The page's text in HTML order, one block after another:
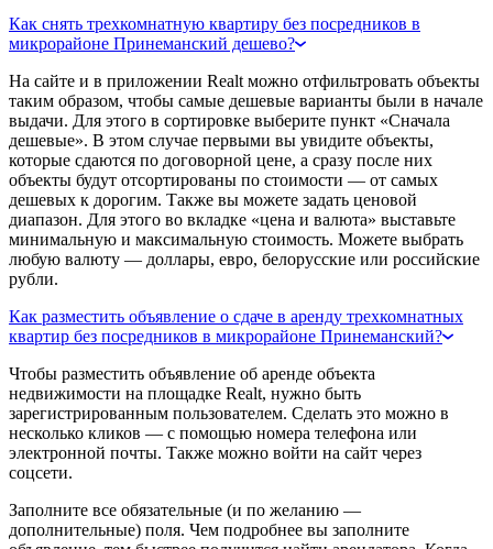
Как снять трехкомнатную квартиру без посредников в
микрорайоне Принеманский дешево?
На сайте и в приложении Realt можно отфильтровать объекты
таким образом, чтобы самые дешевые варианты были в начале
выдачи. Для этого в сортировке выберите пункт «Сначала
дешевые». В этом случае первыми вы увидите объекты,
которые сдаются по договорной цене, а сразу после них
объекты будут отсортированы по стоимости — от самых
дешевых к дорогим. Также вы можете задать ценовой
диапазон. Для этого во вкладке «цена и валюта» выставьте
минимальную и максимальную стоимость. Можете выбрать
любую валюту — доллары, евро, белорусские или российские
рубли.
Как разместить объявление о сдаче в аренду трехкомнатных
квартир без посредников в микрорайоне Принеманский?
Чтобы разместить объявление об аренде объекта
недвижимости на площадке Realt, нужно быть
зарегистрированным пользователем. Сделать это можно в
несколько кликов — с помощью номера телефона или
электронной почты. Также можно войти на сайт через
соцсети.
Заполните все обязательные (и по желанию —
дополнительные) поля. Чем подробнее вы заполните